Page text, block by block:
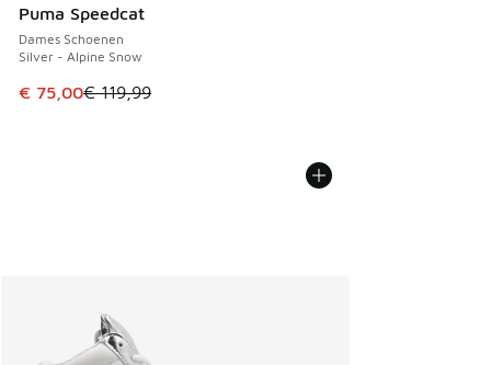
Puma Speedcat
Dames Schoenen
Silver - Alpine Snow
Dit artikel is in de uitverkoop. Dit artikel is in de
€ 75,00€ 119,99